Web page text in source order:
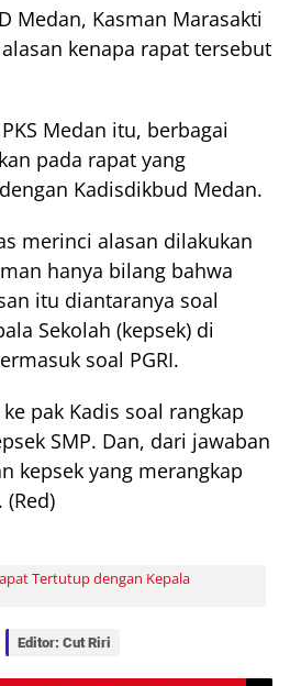
Medan, Kasman Marasakti
kenapa rapat tersebut
Medan itu, berbagai
pada rapat yang
Kadisdikbud Medan.
merinci alasan dilakukan
hanya bilang bahwa
itu diantaranya soal
Sekolah (kepsek) di
soal PGRI.
pak Kadis soal rangkap
SMP. Dan, dari jawaban
kepsek yang merangkap
(Red)
Tertutup dengan Kepala
Editor: Cut Riri